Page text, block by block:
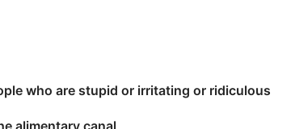
who are stupid or irritating or ridiculous
alimentary canal